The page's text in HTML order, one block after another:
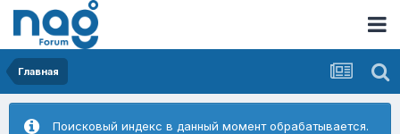
Главная
Поисковый индекс в данный момент обрабатывается.